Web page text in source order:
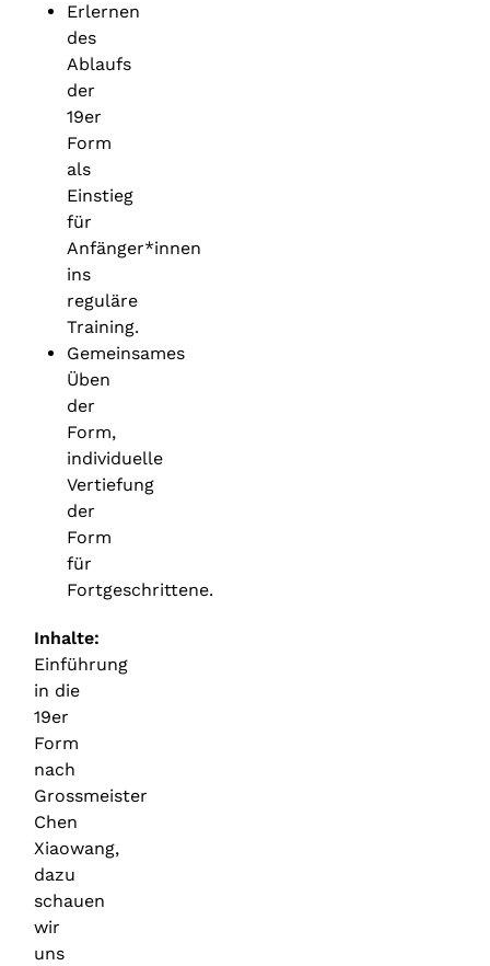
Erlernen
des
Ablaufs
der
19er
Form
als
Einstieg
für
Anfänger*innen
ins
reguläre
Training.
Gemeinsames
Üben
der
Form,
individuelle
Vertiefung
der
Form
für
Fortgeschrittene.
Inhalte:
Einführung
in die
19er
Form
nach
Grossmeister
Chen
Xiaowang,
dazu
schauen
wir
uns